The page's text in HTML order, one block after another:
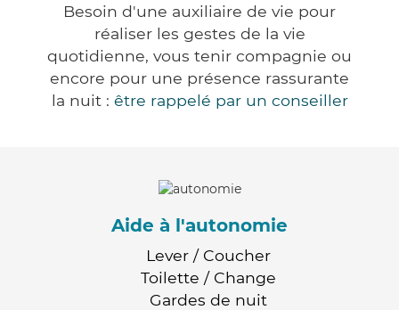
Besoin d'une auxiliaire de vie pour
réaliser les gestes de la vie
quotidienne, vous tenir compagnie ou
encore pour une présence rassurante
la nuit : être rappelé par un conseiller
Aide à l'autonomie
Lever / Coucher
Toilette / Change
Gardes de nuit